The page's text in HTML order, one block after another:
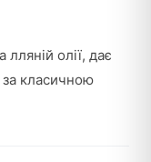
олії, дає
за класичною